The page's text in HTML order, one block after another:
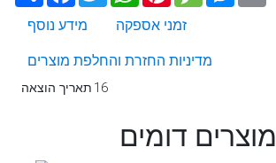
מידע נוסף
זמני אספקה
מדיניות החזרת והחלפת מוצרים
תאריך הוצאה 16
מוצרים דומים